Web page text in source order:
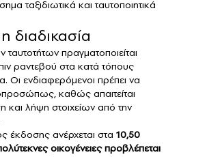
ταξιδιωτικά και ταυτοποιητικά
διαδικασία
πραγματοποιείται
ραντεβού στα κατά τόπους
Οι ενδιαφερόμενοι πρέπει να
καθώς απαιτείται
και λήψη στοιχείων από την
έκδοσης ανέρχεται στα 10,50
οικογένειες προβλέπεται